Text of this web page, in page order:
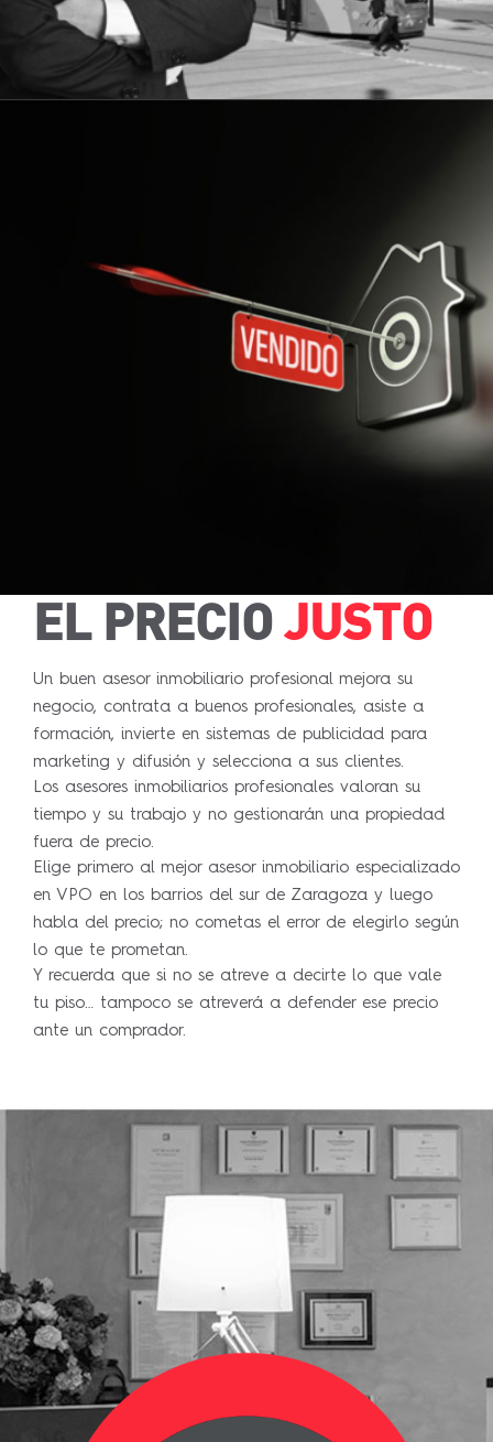
EL PRECIOJUSTO
Un buen asesor inmobiliario profesional mejora su
negocio, contrata a buenos profesionales, asiste a
formación, invierte en sistemas de publicidad para
marketing y difusión y selecciona a sus clientes.
Los asesores inmobiliarios profesionales valoran su
tiempo y su trabajo y no gestionarán una propiedad
fuera de precio.
Elige primero al mejor asesor inmobiliario especializado
en VPO en los barrios del sur de Zaragoza y luego
habla del precio; no cometas el error de elegirlo según
lo que te prometan.
Y recuerda que si no se atreve a decirte lo que vale
tu piso… tampoco se atreverá a defender ese precio
ante un comprador.